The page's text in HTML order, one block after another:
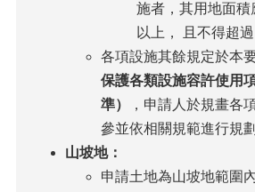
施者，其用地面
以上， 且不得超
各項設施其餘規定於本
保護各類設施容許使用
準）
，申請人於規畫各
參並依相關規範進行規劃
山坡地：
申請土地為山坡地範圍